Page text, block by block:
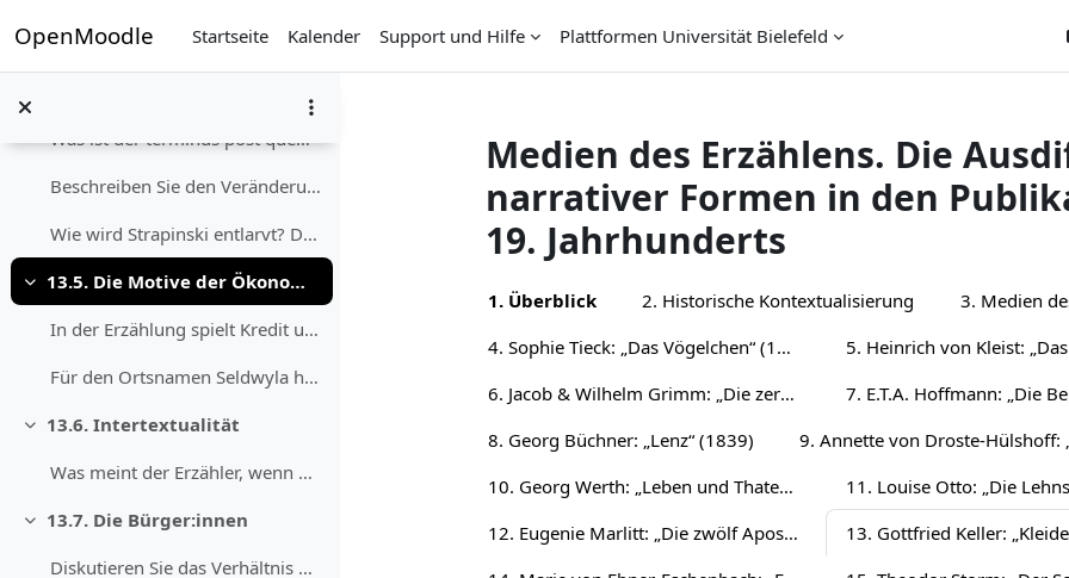
OpenMoodle Startseite Kalender Support und Hilfe Plattformen Universität Bielefeld
Lesen Sie nun die Erzählung „Kleider machen Leute“...
Was ist der terminus post quem für die Handlungsze...
Beschreiben Sie den Veränderungsprozess der Figur ...
Wie wird Strapinski entlarvt? Diskutieren Sie den ...
Einklappen
13.5. Die Motive der Ökonomie
In der Erzählung spielt Kredit und Vermögen immer ...
Für den Ortsnamen Seldwyla haben Sie bereits eine ...
Einklappen
13.6. Intertextualität
Was meint der Erzähler, wenn er von einer „Eulensp...
Einklappen
13.7. Die Bürger:innen
Diskutieren Sie das Verhältnis von Wenzel zu den B...
Medien des Erzählens. Die
narrativer Formen in den
19. Jahrhunderts
Abschnittsübersicht
1. Überblick 2. Historische Kontextualisierung
3. Medien
4. Sophie Tieck: „Das Vögelchen“ (1802)
6. Jacob & Wilhelm Grimm: „Die zertanzten Schuhe“ (1815)
8. Georg Büchner: „Lenz“ (1839)
10. Georg Werth: „Leben und Thaten des berühmten Ritters Schnapphahnski“ (1848/49)
12. Eugenie Marlitt: „Die zwölf Apostel“ (1865)